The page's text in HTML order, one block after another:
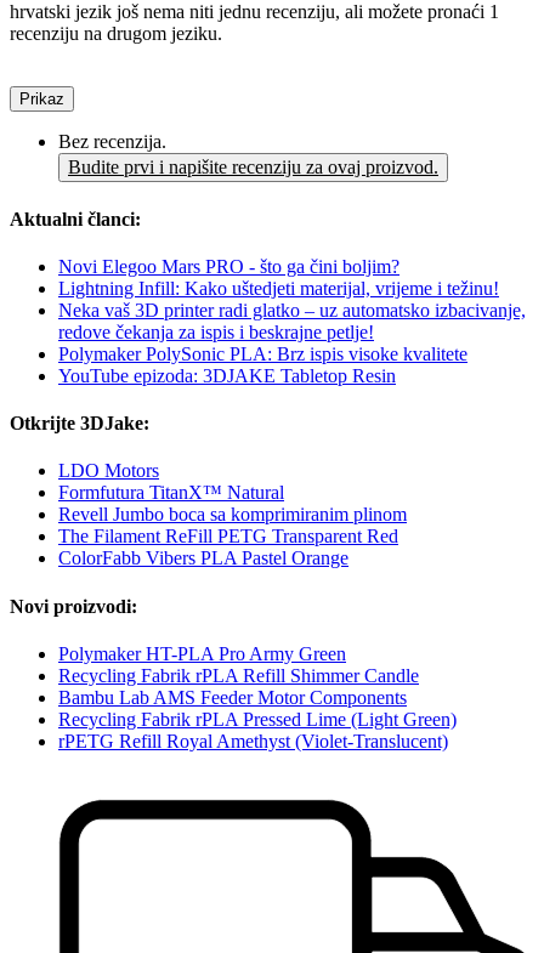
hrvatski jezik još nema niti jednu recenziju, ali možete pronaći 1
recenziju na drugom jeziku.
Prikaz
Bez recenzija.
Budite prvi i napišite recenziju za ovaj proizvod.
Aktualni članci:
Novi Elegoo Mars PRO - što ga čini boljim?
Lightning Infill: Kako uštedjeti materijal, vrijeme i težinu!
Neka vaš 3D printer radi glatko – uz automatsko izbacivanje,
redove čekanja za ispis i beskrajne petlje!
Polymaker PolySonic PLA: Brz ispis visoke kvalitete
YouTube epizoda: 3DJAKE Tabletop Resin
Otkrijte 3DJake:
LDO Motors
Formfutura TitanX™ Natural
Revell Jumbo boca sa komprimiranim plinom
The Filament ReFill PETG Transparent Red
ColorFabb Vibers PLA Pastel Orange
Novi proizvodi:
Polymaker HT-PLA Pro Army Green
Recycling Fabrik rPLA Refill Shimmer Candle
Bambu Lab AMS Feeder Motor Components
Recycling Fabrik rPLA Pressed Lime (Light Green)
rPETG Refill Royal Amethyst (Violet-Translucent)